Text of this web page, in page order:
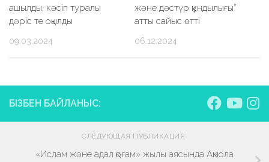
ашылды, кәсіп туралы
дәріс те оқылды
09.03.2024
және дәстүр құндылығы”
атты сайыс өтті
06.12.2024
БІЗБЕН БАЙЛАНЫС:
СЛЕДУЮЩАЯ ПУБЛИКАЦИЯ
«Ислам және адал қоғам» жылы аясында Ақмола